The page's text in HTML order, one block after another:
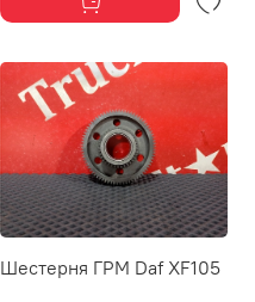
Шестерня ГРМ Daf XF105